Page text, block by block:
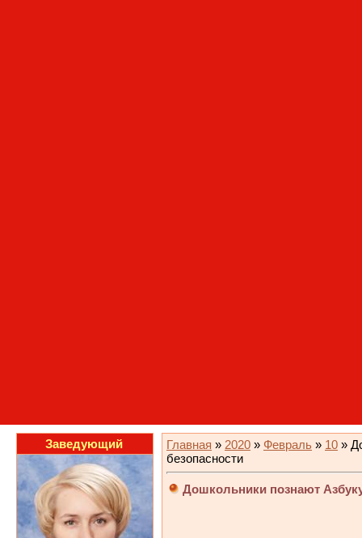
Заведующий Главная » 2020 » Февраль » 10 »
безопасности
Дошкольники познают